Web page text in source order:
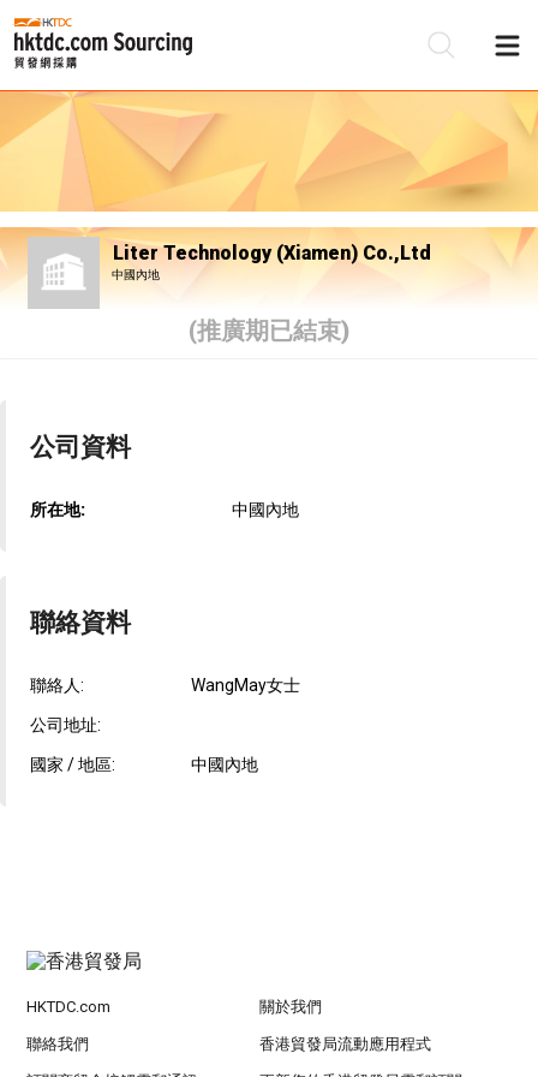
Liter Technology (Xiamen) Co.,Ltd
中國內地
(推廣期已結束)
公司資料
所在地: 中國內地
聯絡資料
聯絡人: WangMay女士
公司地址:
國家 / 地區: 中國內地
HKTDC.com 關於我們
聯絡我們 香港貿發局流動應用程式